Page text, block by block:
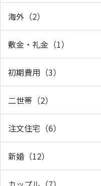
海外（2）
敷金・礼金（1）
初期費用（3）
二世帯（2）
注文住宅（6）
新婚（12）